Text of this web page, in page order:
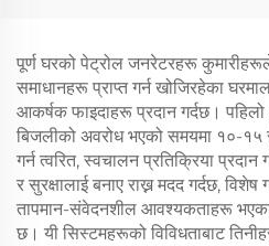
पूर्ण घरको पेट्रोल जनरेटरहरू
समाधानहरू प्राप्त गर्न खोजिरहेका
आकर्षक फाइदाहरू प्रदान गर्दछ।
बिजलीको अवरोध भएको समयमा १०-१५
गर्न त्वरित, स्वचालन प्रतिक्रिया
र सुरक्षालाई बनाए राख्न मदद गर्दछ,
तापमान-संवेदनशील आवश्यकताहरू
छ। यी सिस्टमहरूको विविधताबाट